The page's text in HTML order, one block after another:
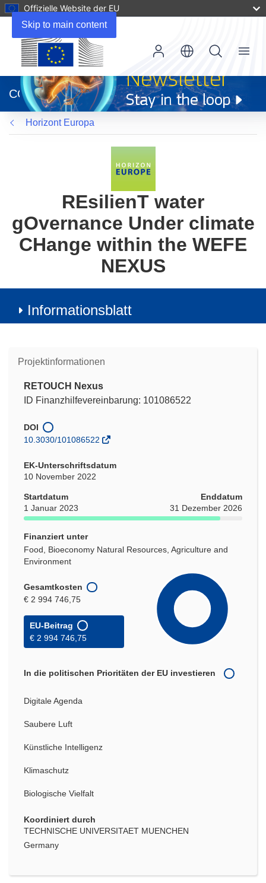
Skip to main content
Offizielle Website der EU
neuem
Fenster)
CORDIS
Menu
Horizont Europa
REsilienT water
gOvernance Under climate
CHange within the WEFE
NEXUS
Informationsblatt
Projektinformationen
RETOUCH Nexus
ID Finanzhilfevereinbarung: 101086522
DOI
10.3030/101086522
EK-Unterschriftsdatum
10 November 2022
Startdatum
1 Januar 2023
Enddatum
31 Dezember 2026
Finanziert unter
Food, Bioeconomy Natural Resources, Agriculture and
Environment
Gesamtkosten
€ 2 994 746,75
EU-Beitrag
€ 2 994 746,75
In die politischen Prioritäten der EU investieren
Digitale Agenda
Saubere Luft
Künstliche Intelligenz
Klimaschutz
Biologische Vielfalt
Koordiniert durch
TECHNISCHE UNIVERSITAET MUENCHEN
Germany